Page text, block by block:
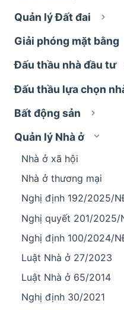
Quản lý Đất đai
Giải phóng mặt bằng
Đấu thầu nhà đầu tư
Đấu thầu lựa chọn
Bất động sản
Quản lý Nhà ở
Nhà ở xã hội
Nhà ở thương mại
Nghị định 192/2025/
Nghị quyết 201/2025/
Nghị định 100/2024/
Luật Nhà ở 27/2023
Luật Nhà ở 65/2014
Nghị định 30/2021